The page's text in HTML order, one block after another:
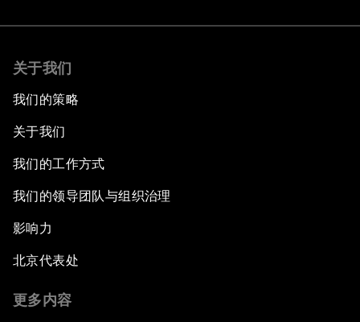
关于我们
我们的策略
关于我们
我们的工作方式
我们的领导团队与组织治理
影响力
北京代表处
更多内容